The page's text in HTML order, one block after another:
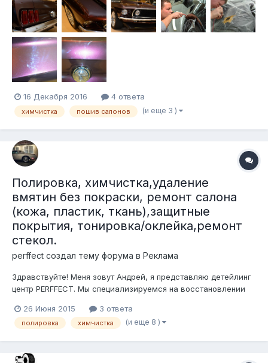
но все мы любим чистоту и порядок, а что самое главное
хотим чтобы наши машины был...
16 Декабря 2016 4 ответа
химчистка пошив салонов (и еще 3 )
Полировка, химчистка,удаление
вмятин без покраски, ремонт салона
(кожа, пластик, ткань),защитные
покрытия, тонировка/оклейка,ремонт
стекол.
perffect создал тему форума в Реклама
Здравствуйте! Меня зовут Андрей, я представляю детейлинг
центр PERFFECT. Мы специализируемся на восстановлении
пространства с нашей ответственностью, нанесении
защитных составов на кузов, стекла, элементы салона,
26 Июня 2015 3 ответа
полировка химчистка (и еще 8 )